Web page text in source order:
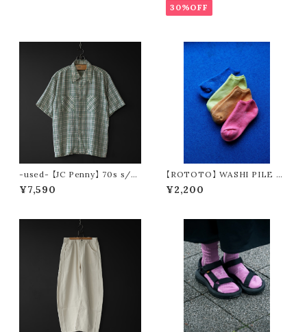
30%OFF
-used- 【JC Penny】 70s s/s
check shirt
¥7,590
【ROTOTO】 WASHI PILE S
¥2,200